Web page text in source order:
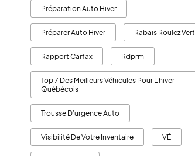
Préparation Auto Hiver
Préparer Auto Hiver Rabais Roulez Vert
Rapport Carfax Rdprm
Top 7 Des Meilleurs Véhicules Pour L'hiver
Québécois
Trousse D’urgence Auto
Visibilité De Votre Inventaire VÉ